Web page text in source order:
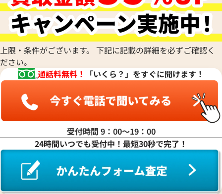
ハ行
マ行
ヤ行
ワ行
上限・条件がございます。 下記に記載の詳細を必ずご確認く
ださい。
通話料無料！
「いくら？」をすぐに聞けます！
受付時間 9：00〜19：00
24時間いつでも受付中！最短30秒で完了！